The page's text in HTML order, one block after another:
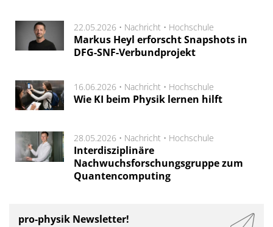
22.05.2026 • Nachricht • Hochschule
Markus Heyl erforscht Snapshots in
DFG-SNF-Verbundprojekt
16.06.2026 • Nachricht • Hochschule
Wie KI beim Physik lernen hilft
28.05.2026 • Nachricht • Hochschule
Interdisziplinäre
Nachwuchsforschungsgruppe zum
Quantencomputing
pro-physik Newsletter!